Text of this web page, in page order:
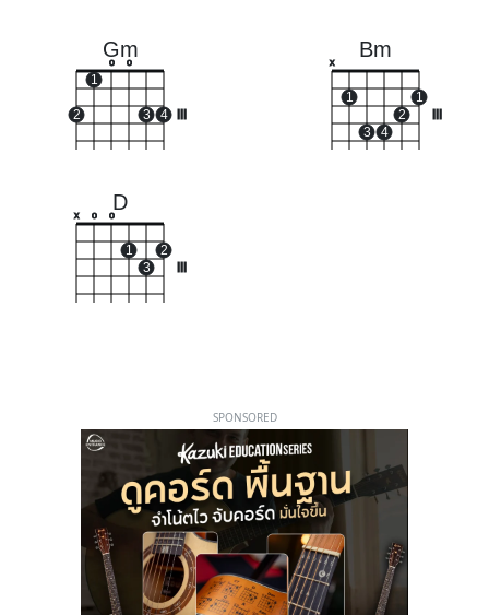
Gm
2
1
o o
3 4
Bm
x
1
3 4
2
1
D
x o o
1
3
2
SPONSORED